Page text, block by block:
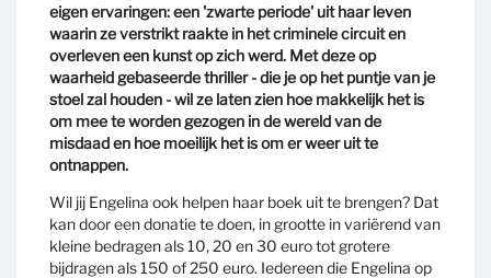
eigen ervaringen: een 'zwarte periode' uit haar leven
waarin ze verstrikt raakte in het criminele circuit en
overleven een kunst op zich werd. Met deze op
waarheid gebaseerde thriller - die je op het puntje van je
stoel zal houden - wil ze laten zien hoe makkelijk het is
om mee te worden gezogen in de wereld van de
misdaad en hoe moeilijk het is om er weer uit te
ontnappen.
Wil jij Engelina ook helpen haar boek uit te brengen? Dat
kan door een donatie te doen, in grootte in variërend van
kleine bedragen als 10, 20 en 30 euro tot grotere
bijdragen als 150 of 250 euro. Iedereen die Engelina op